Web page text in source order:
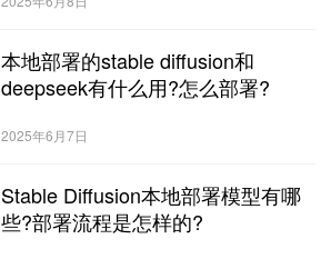
本地部署的stable diffusion和
deepseek有什么用?怎么部署?
2025年6月7日
Stable Diffusion本地部署模型有哪
些?部署流程是怎样的?